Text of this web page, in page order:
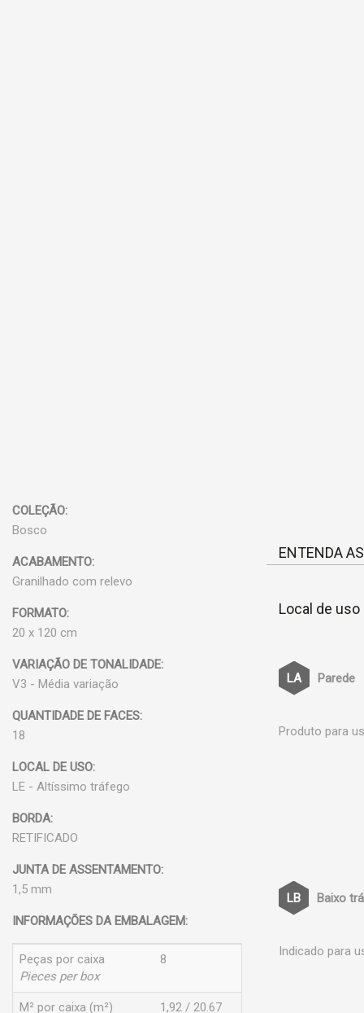
COLEÇÃO:
Bosco
ACABAMENTO:
Granilhado com relevo
FORMATO:
20 x 120 cm
VARIAÇÃO DE TONALIDADE:
V3 - Média variação
QUANTIDADE DE FACES:
18
LOCAL DE USO:
LE - Altíssimo tráfego
BORDA:
RETIFICADO
JUNTA DE ASSENTAMENTO:
1,5 mm
INFORMAÇÕES DA EMBALAGEM:
Peças por caixa
Pieces per box
8
M² por caixa (m²)
1,92 / 20.67
ENTENDA
Local de uso
Parede
Produto para
Baixo
Indicado para